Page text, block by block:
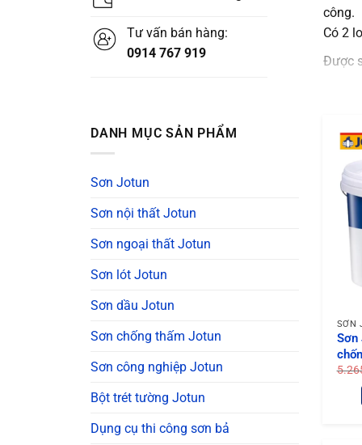
Tư vấn bán hàng:
0914 767 919
DANH MỤC SẢN PHẨM
Sơn Jotun
Sơn nội thất Jotun
Sơn ngoại thất Jotun
Sơn lót Jotun
Sơn dầu Jotun
Sơn chống thấm Jotun
Sơn công nghiệp Jotun
Bột trét tường Jotun
Dụng cụ thi công sơn bả
công.
Có 2
Được
Đọc
2.
2.1
một
ngăn
SƠN
Sơn